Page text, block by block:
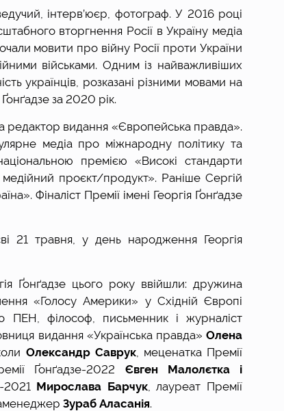
інтерв’юєр, фотограф. У 2016 році
вторгнення Росії в Україну медіа
мовити про війну Росії проти України
військами. Одним із найважливіших
українців, розказані різними мовами на
за 2020 рік.
редактор видання «Європейська правда».
медіа про міжнародну політику та
премією «Високі стандарти
медійний проєкт/продукт». Раніше Сергій
Фіналіст Премії імені Георгія Ґонґадзе
21 травня, у день народження Георгія
Ґонґадзе цього року ввійшли: дружина
видання «Українська правда» Олена
Олександр Саврук, меценатка Премії
Ґонґадзе-2022 Євген Малолєтка і
2021 Мирослава Барчук, лауреат Премії
Зураб Аласанія.